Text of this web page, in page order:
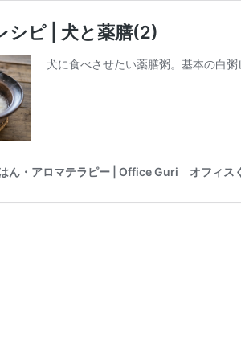
シピ | 犬と薬膳(2)
犬に食べさせたい薬膳粥。基本の白粥
ん・アロマテラピー | Office Guri オフィス